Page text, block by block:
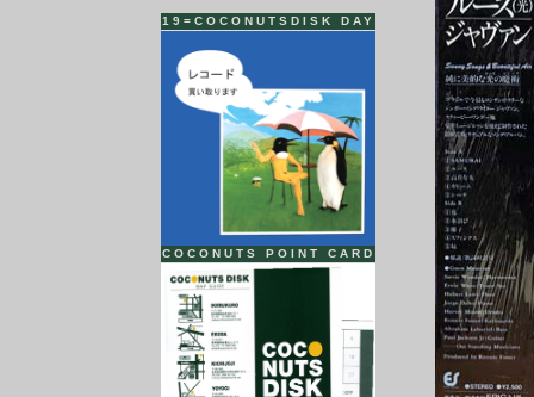
19=COCONUTSDISK DAY
COCONUTS POINT CARD